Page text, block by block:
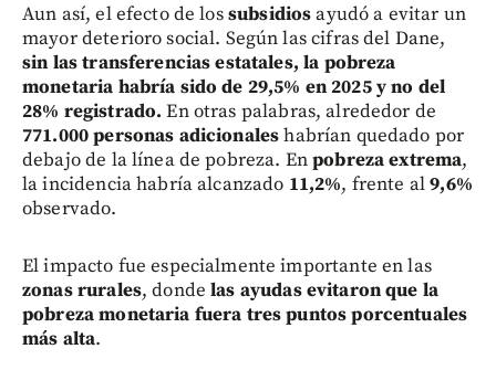
Aun así, el efecto de lossubsidiosayudó a evitar un
mayor deterioro social. Según las cifras del Dane,
sin las transferencias estatales, la pobreza
monetaria habría sido de 29,5% en 2025 y no del
28% registrado.En otras palabras, alrededor de
771.000 personas adicionaleshabrían quedado por
debajo de la línea de pobreza. Enpobreza extrema,
la incidencia habría alcanzado 11,2%, frente al9,6%
observado.
El impacto fue especialmente importante en las
zonas rurales, dondelas ayudas evitaron que la
pobreza monetaria fuera tres puntos porcentuales
más alta.